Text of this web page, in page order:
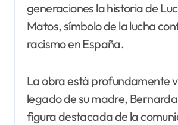
generaciones la historia de
Matos, símbolo de la lucha
racismo en España.
La obra está profundamente
legado de su madre,
figura destacada de la